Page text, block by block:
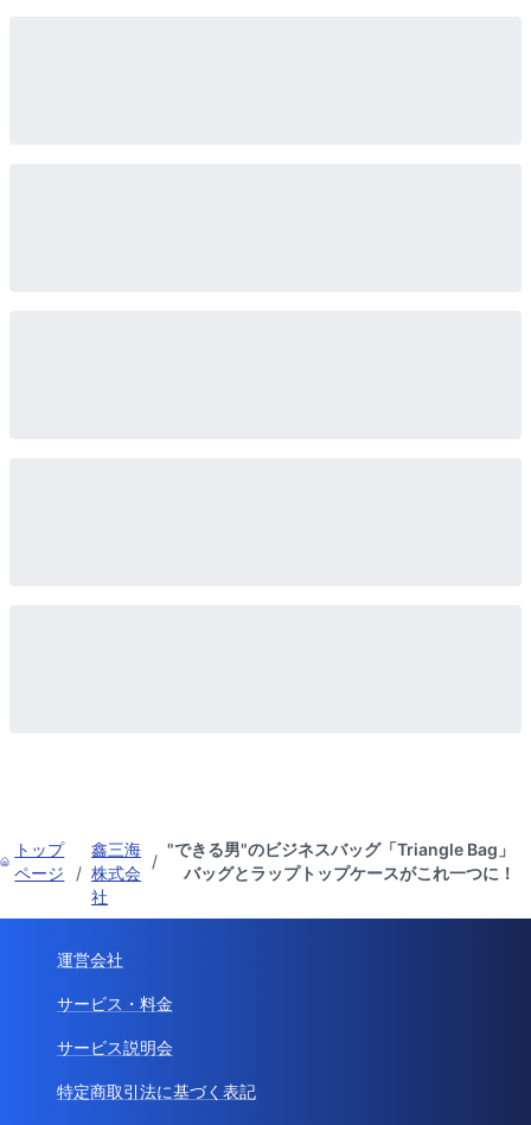
トップ
ページ
/
鑫三海
株式会
社
/
"できる男"のビジネスバッグ「Triangle Bag」
バッグとラップトップケースがこれ一つに！
運営会社
サービス・料金
サービス説明会
特定商取引法に基づく表記